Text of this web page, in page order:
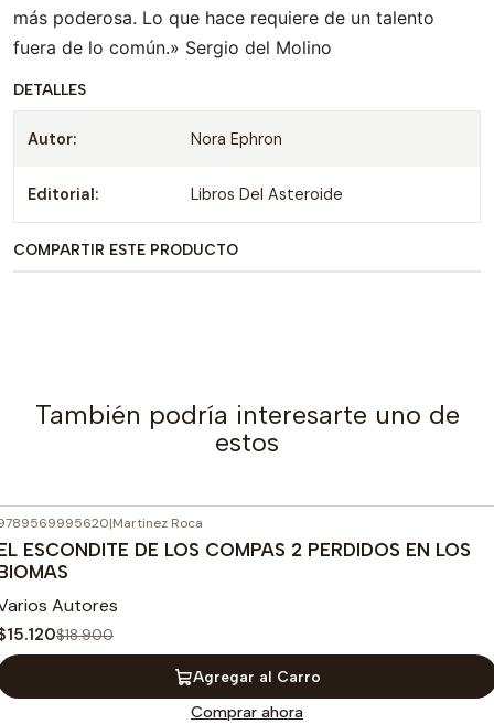
más poderosa. Lo que hace requiere de un talento
fuera de lo común.» Sergio del Molino
DETALLES
Autor: Nora Ephron
Editorial: Libros Del Asteroide
COMPARTIR ESTE PRODUCTO
También podría interesarte uno de
estos
-20%OFF |Martinez Roca
ESCONDITE DE LOS COMPAS 2 PERDIDOS EN LOS
Autores
$18.900
Agregar al Carro
Comprar ahora